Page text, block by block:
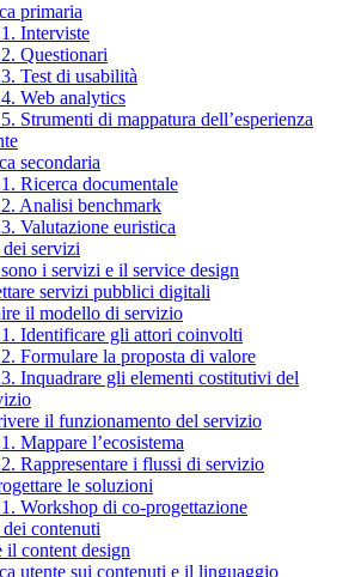
primaria
Interviste
Questionari
Test di usabilità
Web analytics
Strumenti di mappatura dell’esperienza
secondaria
Ricerca documentale
Analisi benchmark
Valutazione euristica
servizi
i servizi e il service design
servizi pubblici digitali
il modello di servizio
Identificare gli attori coinvolti
Formulare la proposta di valore
Inquadrare gli elementi costitutivi del
il funzionamento del servizio
Mappare l’ecosistema
Rappresentare i flussi di servizio
le soluzioni
Workshop di co-progettazione
contenuti
il content design
utente sui contenuti e il linguaggio